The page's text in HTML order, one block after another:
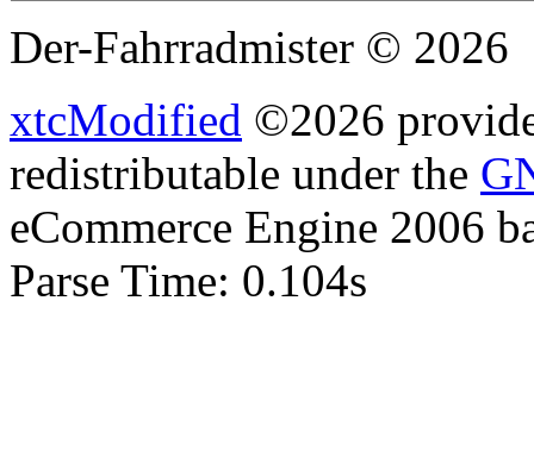
Der-Fahrradmister © 2026
xtcModified ©2026
redistributable under the
eCommerce Engine 2006
Parse Time: 0.104s